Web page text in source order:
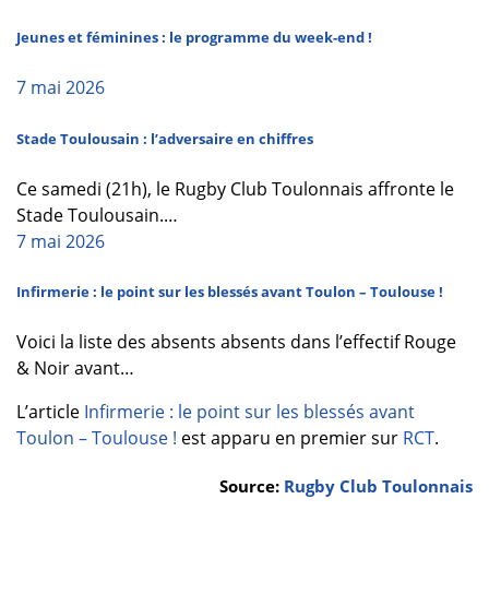
Jeunes et féminines : le programme du week-end !
7 mai 2026
Stade Toulousain : l’adversaire en chiffres
Ce samedi (21h), le Rugby Club Toulonnais affronte le
Stade Toulousain.…
7 mai 2026
Infirmerie : le point sur les blessés avant Toulon – Toulouse !
Voici la liste des absents absents dans l’effectif Rouge
& Noir avant…
L’article Infirmerie : le point sur les blessés avant
Toulon – Toulouse ! est apparu en premier sur RCT.
Source: Rugby Club Toulonnais